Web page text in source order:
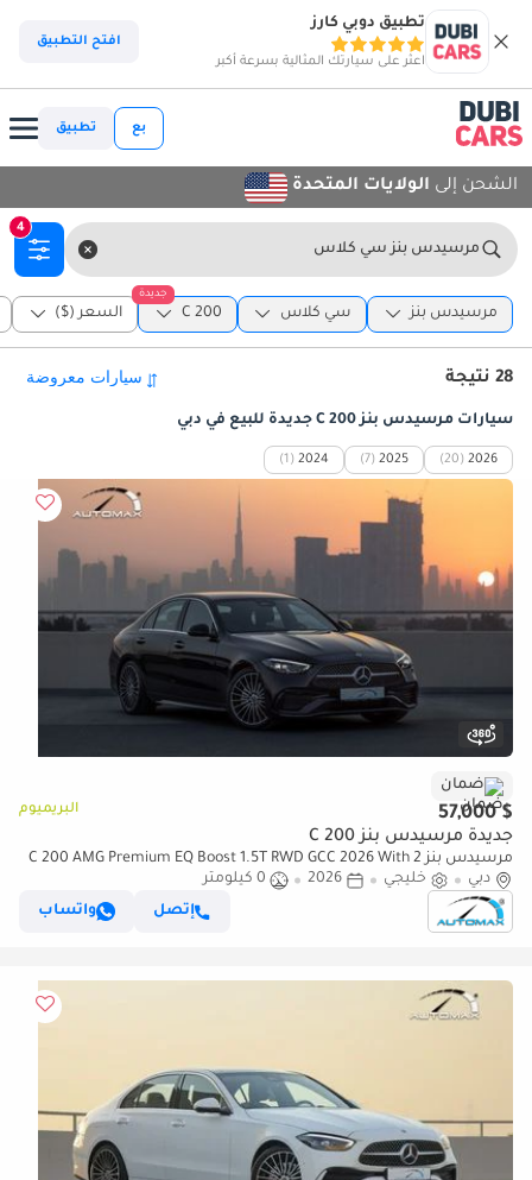
تطبيق دوبي كارز
اعثر على سيارتك المثالية بسرعة أكبر
افتح التطبيق
بع تطبيق
الشحن إلى الولايات المتحدة
مرسيدس بنز سي كلاس
4
مرسيدس بنز سي كلاس
جديدة
C 200 السعر ($)
28 نتيجة
سيارات مرسيدس بنز C 200 جديدة للبيع في دبي
2026
(20)
2025
(7)
2024
(1)
ضمان
$ 57,000 البريميوم
جديدة مرسيدس بنز C 200
مرسيدس بنز C 200 AMG Premium EQ Boost 1.5T RWD GCC 2026 With 2
Years Warranty Unlimited Mileage @Official Dealer
دبي خليجي 2026
0 كيلومتر
إتصل
واتساب